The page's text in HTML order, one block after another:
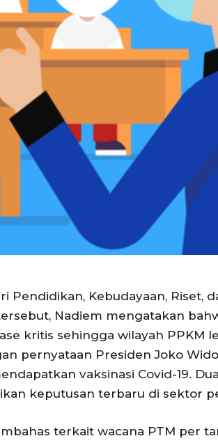
Kebudayaan, Riset,
Nadiem mengatakan
kritis sehingga wilayah PPKM
pernyataan Presiden Joko
vaksinasi Covid-19.
keputusan terbaru di sektor
terkait wacana PTM per